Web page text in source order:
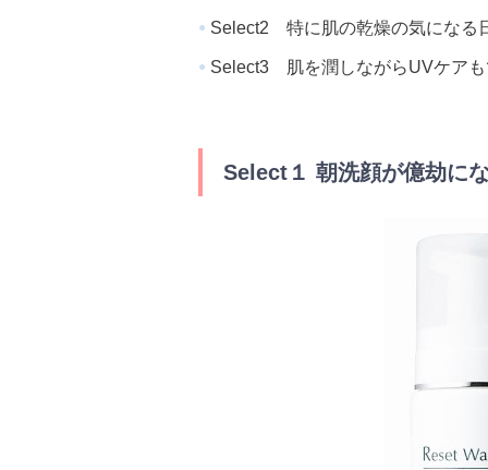
Select2 特に肌の乾燥の気になる
Select3 肌を潤しながらUVケア
Select１ 朝洗顔が億劫に